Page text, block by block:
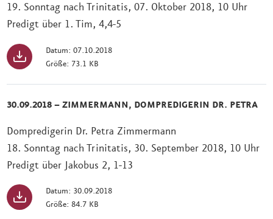
19. Sonntag nach Trinitatis, 07. Oktober 2018, 10 Uhr
Predigt über 1. Tim, 4,4-5
Datum: 07.10.2018
Größe: 73.1 KB
30.09.2018 – ZIMMERMANN, DOMPREDIGERIN DR. PETRA
Dompredigerin Dr. Petra Zimmermann
18. Sonntag nach Trinitatis, 30. September 2018, 10 Uhr
Predigt über Jakobus 2, 1-13
Datum: 30.09.2018
Größe: 84.7 KB